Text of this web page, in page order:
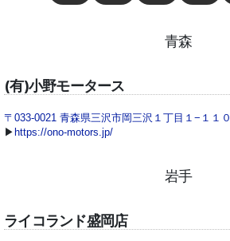
青森
(有)小野モータース
〒033-0021 青森県三沢市岡三沢１丁目１−１１０
▶ https://ono-motors.jp/
岩手
ライコランド盛岡店